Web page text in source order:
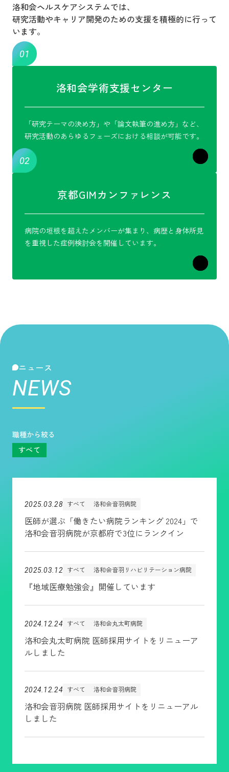
洛和会ヘルスケアシステムでは、
研究活動やキャリア開発のための支援を積極的に行って
います。
洛和会学術支援センター
「研究テーマの決め方」や「論文執筆の進め方」など、
研究活動のあらゆるフェーズにおける相談が可能です。
京都GIMカンファレンス
病院の垣根を超えたメンバーが集まり、病歴と身体所見
を重視した症例検討会を開催しています。
ニュース
NEWS
職種から絞る
すべて
2025.03.28 すべて 洛和会音羽病院
医師が選ぶ「働きたい病院ランキング 2024」で
洛和会音羽病院が京都府で3位にランクイン
2025.03.12 すべて 洛和会音羽リハビリテーション病院
『地域医療勉強会』開催しています
2024.12.24 すべて 洛和会丸太町病院
洛和会丸太町病院 医師採用サイトをリニューア
ルしました
2024.12.24 すべて 洛和会音羽病院
洛和会音羽病院 医師採用サイトをリニューアル
しました